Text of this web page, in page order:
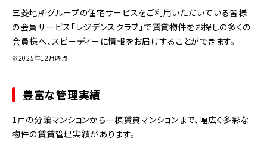
三菱地所グループの住宅サービスをご利用いただいている皆様
の会員サービス「レジデンスクラブ」で賃貸物件をお探しの多くの
会員様へ、スピーディーに情報をお届けすることができます。
※2025年12月時点
豊富な管理実績
1戸の分譲マンションから一棟賃貸マンションまで、幅広く多彩な
物件の賃貸管理実績があります。